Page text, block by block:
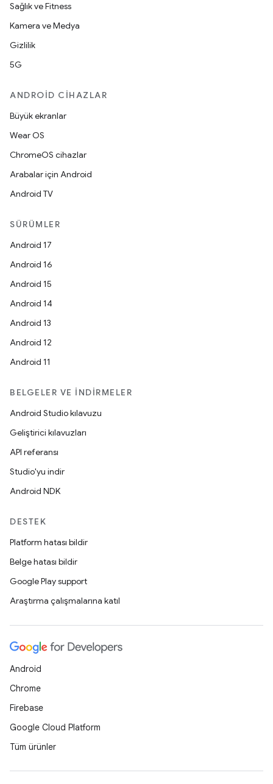
Sağlık ve Fitness
Kamera ve Medya
Gizlilik
5G
ANDROID CIHAZLAR
Büyük ekranlar
Wear OS
ChromeOS cihazlar
Arabalar için Android
Android TV
SÜRÜMLER
Android 17
Android 16
Android 15
Android 14
Android 13
Android 12
Android 11
BELGELER VE İNDIRMELER
Android Studio kılavuzu
Geliştirici kılavuzları
API referansı
Studio'yu indir
Android NDK
DESTEK
Platform hatası bildir
Belge hatası bildir
Google Play support
Araştırma çalışmalarına katıl
Android
Chrome
Firebase
Google Cloud Platform
Tüm ürünler